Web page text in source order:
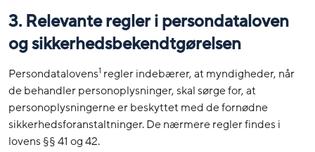
3. Relevante regler i persondataloven
og sikkerhedsbekendtgørelsen
Persondatalovens1 regler indebærer, at myndigheder, når
de behandler personoplysninger, skal sørge for, at
personoplysningerne er beskyttet med de fornødne
sikkerhedsforanstaltninger. De nærmere regler findes i
lovens §§ 41 og 42.